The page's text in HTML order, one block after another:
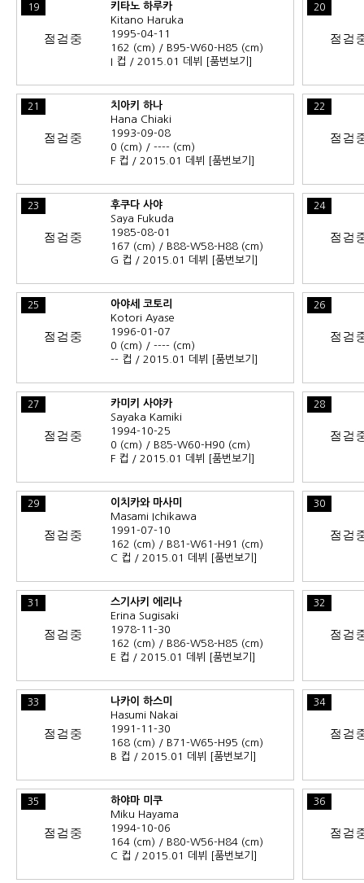
19
키타노 하루카
Kitano Haruka
1995-04-11
162 (cm) / B95-W60-H85 (cm)
I 컵 / 2015.01 데뷔
[품번보기]
20
21
치아키 하나
Hana Chiaki
1993-09-08
0 (cm) / ---- (cm)
F 컵 / 2015.01 데뷔
[품번보기]
22
23
후쿠다 사야
Saya Fukuda
1985-08-01
167 (cm) / B88-W58-H88 (cm)
G 컵 / 2015.01 데뷔
[품번보기]
24
25
아야세 코토리
Kotori Ayase
1996-01-07
0 (cm) / ---- (cm)
-- 컵 / 2015.01 데뷔
[품번보기]
26
27
카미키 사야카
Sayaka Kamiki
1994-10-25
0 (cm) / B85-W60-H90 (cm)
F 컵 / 2015.01 데뷔
[품번보기]
28
29
이치카와 마사미
Masami Ichikawa
1991-07-10
162 (cm) / B81-W61-H91 (cm)
C 컵 / 2015.01 데뷔
[품번보기]
30
31
스기사키 에리나
Erina Sugisaki
1978-11-30
162 (cm) / B86-W58-H85 (cm)
E 컵 / 2015.01 데뷔
[품번보기]
32
33
나카이 하스미
Hasumi Nakai
1991-11-30
168 (cm) / B71-W65-H95 (cm)
B 컵 / 2015.01 데뷔
[품번보기]
34
35
하야마 미쿠
Miku Hayama
1994-10-06
164 (cm) / B80-W56-H84 (cm)
C 컵 / 2015.01 데뷔
[품번보기]
36